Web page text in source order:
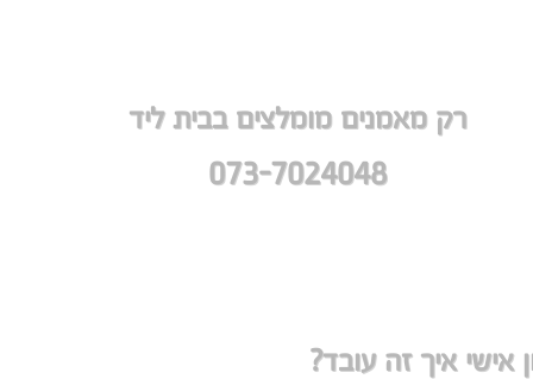
רק מאמנים מומלצים בבית ליד
073-7024048
אישי איך זה עובד?